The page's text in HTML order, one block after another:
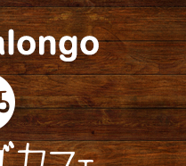
ロンゴ)カフ
365カフェ』より
す。